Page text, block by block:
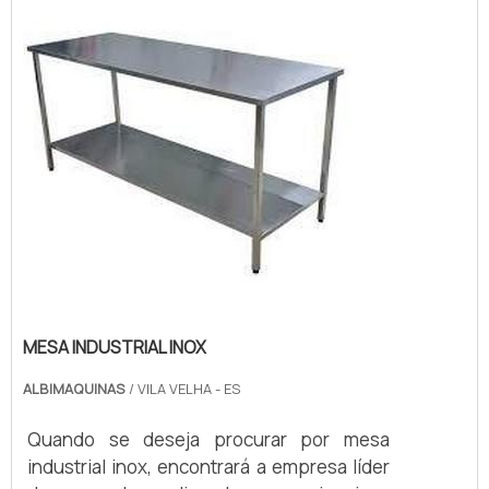
estratégia em produzir uma estrutura aos
clientes com escritório de alt...
MESA INDUSTRIAL INOX
ALBIMAQUINAS / VILA VELHA - ES
Quando se deseja procurar por mesa
industrial inox, encontrará a empresa líder